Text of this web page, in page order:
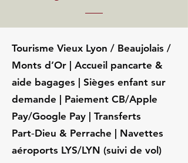
Tourisme Vieux Lyon / Beaujolais /
Monts d’Or | Accueil pancarte &
aide bagages | Sièges enfant sur
demande | Paiement CB/Apple
Pay/Google Pay | Transferts
Part‑Dieu & Perrache | Navettes
aéroports LYS/LYN (suivi de vol)